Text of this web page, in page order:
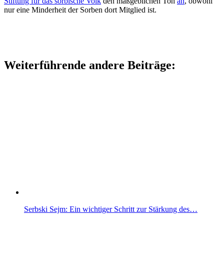
nur eine Minderheit der Sorben dort Mitglied ist.
Weiterführende andere Beiträge:
Serbski Sejm: Ein wichtiger Schritt zur Stärkung des…